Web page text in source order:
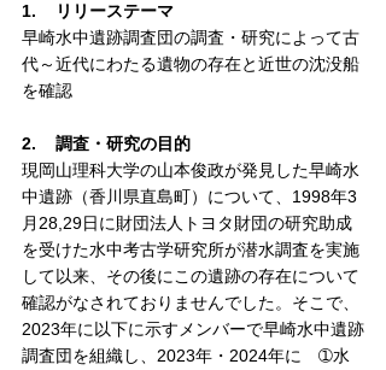
1.    リリーステーマ
早崎水中遺跡調査団の調査・研究によって古
代～近代にわたる遺物の存在と近世の沈没船
を確認
2.    調査・研究の目的
現岡山理科大学の山本俊政が発見した早崎水
中遺跡（香川県直島町）について、1998年3
月28,29日に財団法人トヨタ財団の研究助成
を受けた水中考古学研究所が潜水調査を実施
して以来、その後にこの遺跡の存在について
確認がなされておりませんでした。そこで、
2023年に以下に示すメンバーで早崎水中遺跡
調査団を組織し、2023年・2024年に　➀水